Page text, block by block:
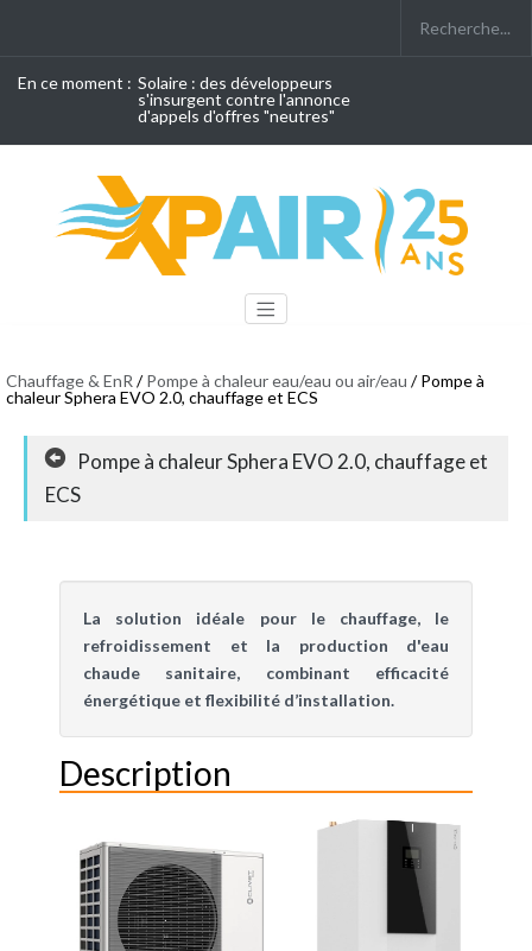
En ce moment : Solaire : des développeurs
s'insurgent contre l'annonce
d'appels d'offres "neutres"
Chauffage & EnR /Pompe à chaleur eau/eau ou air/eau / Pompe à
chaleur Sphera EVO 2.0, chauffage et ECS
Pompe à chaleur Sphera EVO 2.0, chauffage et
ECS
La solution idéale pour le chauffage, le
refroidissement et la production d'eau
chaude sanitaire, combinant efficacité
énergétique et flexibilité d’installation.
Description